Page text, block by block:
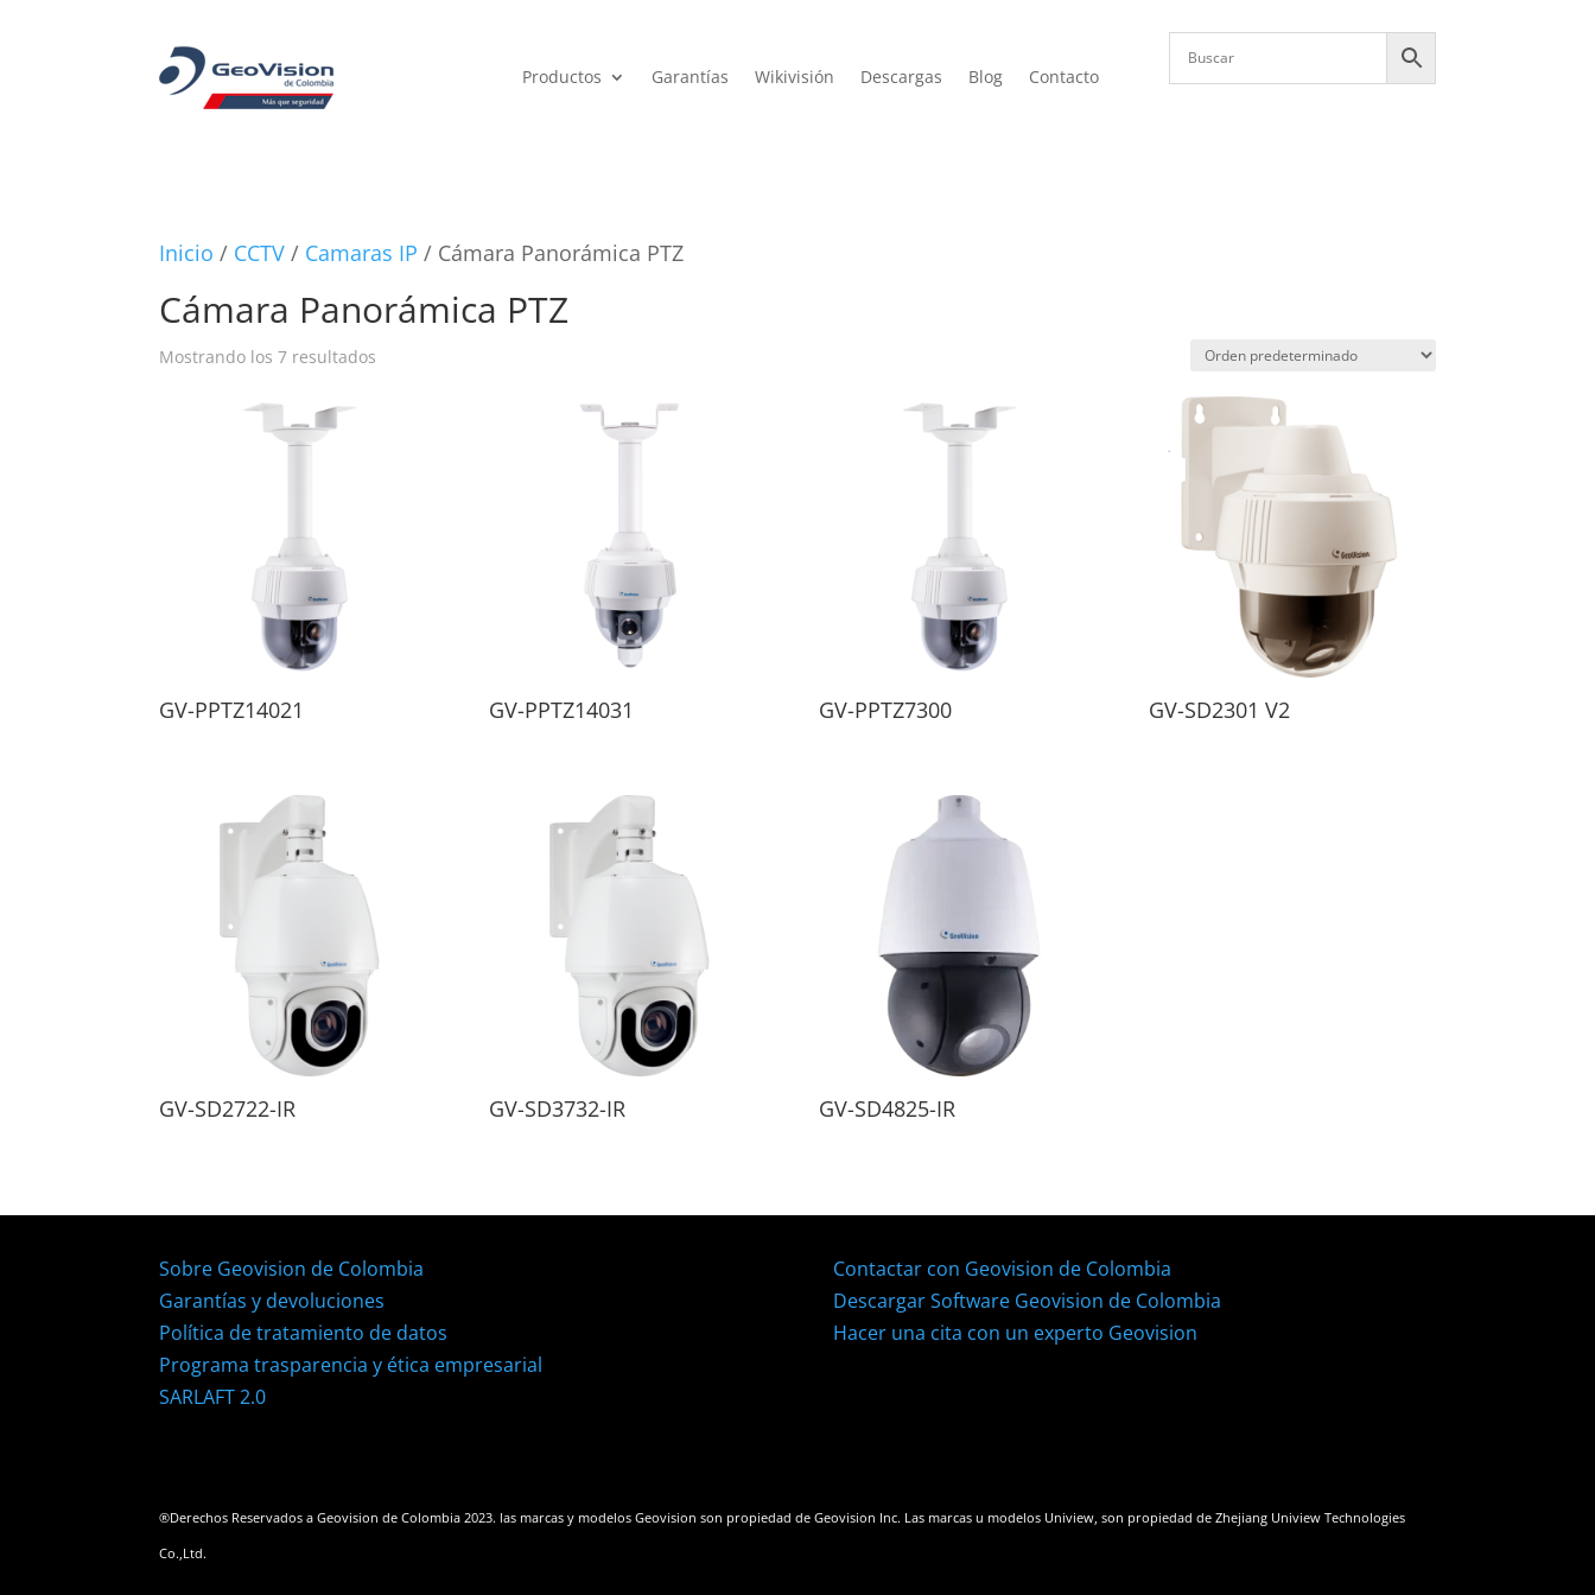
Productos Garantías Wikivisión Descargas Blog Contacto
Inicio / CCTV / Camaras IP / Cámara Panorámica PTZ
Cámara Panorámica PTZ
Mostrando los 7 resultados
GV-PPTZ14021 GV-PPTZ14031 GV-PPTZ7300 GV-SD2301 V2
GV-SD2722-IR GV-SD3732-IR GV-SD4825-IR
Sobre Geovision de Colombia
Garantías y devoluciones
Política de tratamiento de datos
Programa trasparencia y ética empresarial
SARLAFT 2.0
Contactar con Geovision de Colombia
Descargar Software Geovision de Colombia
Hacer una cita con un experto Geovision
®Derechos Reservados a Geovision de Colombia 2023. las marcas y modelos Geovision son propiedad de Geovision Inc. Las marcas u modelos Uniview, son propiedad de Zhejiang Uniview Technologies
Co.,Ltd.